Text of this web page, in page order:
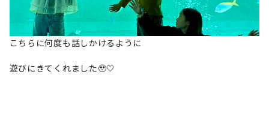
こちらに何度も話しかけるように
遊びにきてくれました🥹🤍